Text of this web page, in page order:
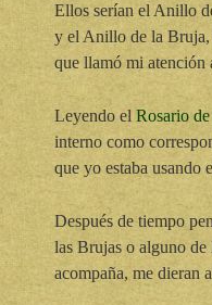
Ellos serían el Anillo
y el Anillo de la Bruja,
que llamó mi atención
Leyendo el Rosario
interno como
que yo estaba
Después de tiempo
las Brujas o alguno de
acompaña, me dieran